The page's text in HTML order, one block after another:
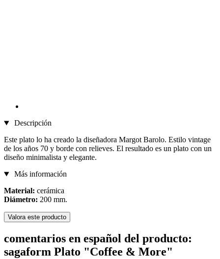
Descripción
Este plato lo ha creado la diseñadora Margot Barolo. Estilo vintage
de los años 70 y borde con relieves. El resultado es un plato con un
diseño minimalista y elegante.
Más información
Material: cerámica
Diámetro: 200 mm.
Valora este producto
comentarios en español del producto:
sagaform Plato "Coffee & More"